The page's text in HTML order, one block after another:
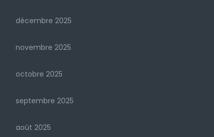
décembre 2025
novembre 2025
octobre 2025
septembre 2025
août 2025